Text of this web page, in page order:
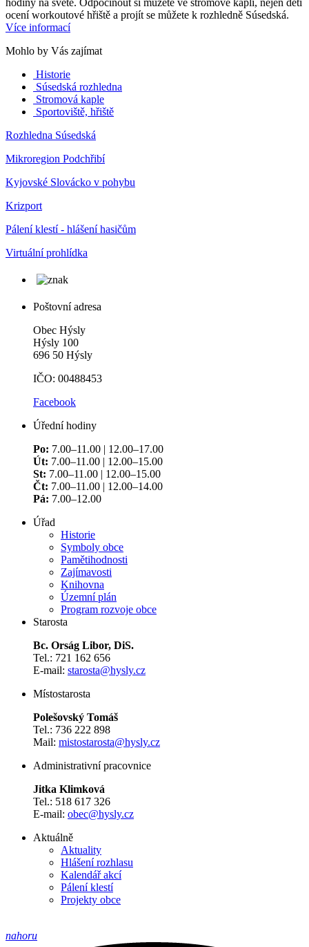
hodiny na světě. Odpočinout si můžete ve stromové kapli, nejen děti
ocení workoutové hřiště a projít se můžete k rozhledně Súsedská.
Více informací
Mohlo by Vás zajímat
Historie
Súsedská rozhledna
Stromová kaple
Sportoviště, hřiště
Rozhledna Súsedská
Mikroregion Podchřibí
Kyjovské Slovácko v pohybu
Krizport
Pálení klestí - hlášení hasičům
Virtuální prohlídka
Poštovní adresa
Obec Hýsly
Hýsly 100
696 50 Hýsly
IČO: 00488453
Facebook
Úřední hodiny
Po: 7.00–11.00 | 12.00–17.00
Út: 7.00–11.00 | 12.00–15.00
St: 7.00–11.00 | 12.00–15.00
Čt: 7.00–11.00 | 12.00–14.00
Pá: 7.00–12.00
Úřad
Historie
Symboly obce
Pamětihodnosti
Zajímavosti
Knihovna
Územní plán
Program rozvoje obce
Starosta
Bc. Orság Libor, DiS.
Tel.: 721 162 656
E-mail: starosta@hysly.cz
​​​​​​​Místostarosta
Polešovský Tomáš
Tel.: 736 222 898
Mail: mistostarosta@hysly.cz
Administrativní pracovnice
Jitka Klimková
Tel.: 518 617 326
E-mail: obec@hysly.cz
Aktuálně
Aktuality
Hlášení rozhlasu
Kalendář akcí
Pálení klestí
Projekty obce
nahoru